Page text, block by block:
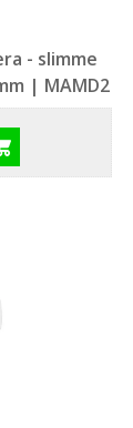
- slimme
| MAMD2